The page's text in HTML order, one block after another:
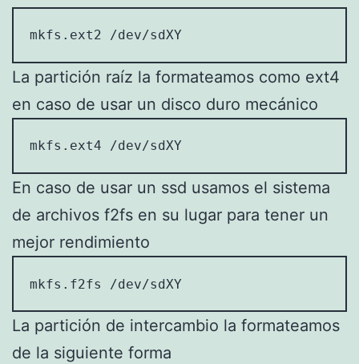
mkfs.ext2 /dev/sdXY
La partición raíz la formateamos como ext4
en caso de usar un disco duro mecánico
mkfs.ext4 /dev/sdXY
En caso de usar un ssd usamos el sistema
de archivos f2fs en su lugar para tener un
mejor rendimiento
mkfs.f2fs /dev/sdXY
La partición de intercambio la formateamos
de la siguiente forma